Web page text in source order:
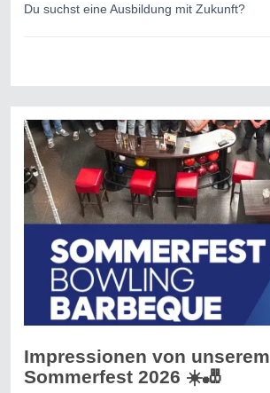
Du suchst eine Ausbildung mit Zukunft?
Impressionen von unserem
Sommerfest 2026 ☀️🎳